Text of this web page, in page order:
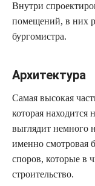
Внутри
помещений, в них
бургомистра.
Архитектура
Самая высокая
которая находится
выглядит немного
именно смотровая
споров, которые в
строительство.